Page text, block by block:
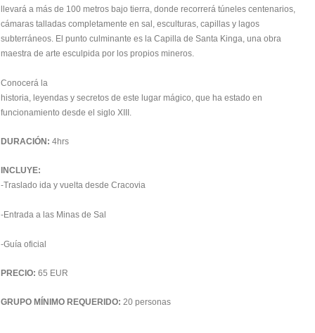
llevará a más de 100 metros bajo tierra, donde recorrerá túneles centenarios,
cámaras talladas completamente en sal, esculturas, capillas y lagos
subterráneos. El punto culminante es la Capilla de Santa Kinga, una obra
maestra de arte esculpida por los propios mineros.
Conocerá la
historia, leyendas y secretos de este lugar mágico, que ha estado en
funcionamiento desde el siglo XIII.
DURACIÓN: 4hrs
INCLUYE:
-Traslado ida y vuelta desde Cracovia
-Entrada a las Minas de Sal
-Guía oficial
PRECIO: 65 EUR
GRUPO MÍNIMO REQUERIDO: 20 personas